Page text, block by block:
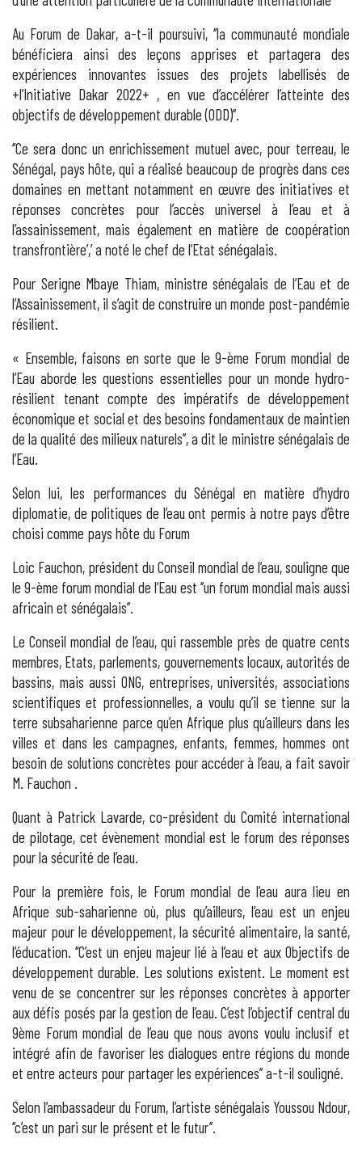
Au Forum de Dakar, a-t-il poursuivi, ‘’la communauté mondiale
bénéficiera ainsi des leçons apprises et partagera des
expériences innovantes issues des projets labellisés de
+l’Initiative Dakar 2022+ , en vue d’accélérer l’atteinte des
objectifs de développement durable (ODD)’’.
‘’Ce sera donc un enrichissement mutuel avec, pour terreau, le
Sénégal, pays hôte, qui a réalisé beaucoup de progrès dans ces
domaines en mettant notamment en œuvre des initiatives et
réponses concrètes pour l’accès universel à l’eau et à
l’assainissement, mais également en matière de coopération
transfrontière’,’ a noté le chef de l’Etat sénégalais.
Pour Serigne Mbaye Thiam, ministre sénégalais de l’Eau et de
l’Assainissement, il s’agit de construire un monde post-pandémie
résilient.
« Ensemble, faisons en sorte que le 9-ème Forum mondial de
l’Eau aborde les questions essentielles pour un monde hydro-
résilient tenant compte des impératifs de développement
économique et social et des besoins fondamentaux de maintien
de la qualité des milieux naturels’’, a dit le ministre sénégalais de
l’Eau.
Selon lui, les performances du Sénégal en matière d’hydro
diplomatie, de politiques de l’eau ont permis à notre pays d’être
choisi comme pays hôte du Forum
Loic Fauchon, président du Conseil mondial de l’eau, souligne que
le 9-ème forum mondial de l’Eau est ‘’un forum mondial mais aussi
africain et sénégalais’’.
Le Conseil mondial de l’eau, qui rassemble près de quatre cents
membres, Etats, parlements, gouvernements locaux, autorités de
bassins, mais aussi ONG, entreprises, universités, associations
scientifiques et professionnelles, a voulu qu’il se tienne sur la
terre subsaharienne parce qu’en Afrique plus qu’ailleurs dans les
villes et dans les campagnes, enfants, femmes, hommes ont
besoin de solutions concrètes pour accéder à l’eau, a fait savoir
M. Fauchon .
Quant à Patrick Lavarde, co-président du Comité international
de pilotage, cet évènement mondial est le forum des réponses
pour la sécurité de l’eau.
Pour la première fois, le Forum mondial de l’eau aura lieu en
Afrique sub-saharienne où, plus qu’ailleurs, l’eau est un enjeu
majeur pour le développement, la sécurité alimentaire, la santé,
l’éducation. ‘’C’est un enjeu majeur lié à l’eau et aux Objectifs de
développement durable. Les solutions existent. Le moment est
venu de se concentrer sur les réponses concrètes à apporter
aux défis posés par la gestion de l’eau. C’est l’objectif central du
9ème Forum mondial de l’eau que nous avons voulu inclusif et
intégré afin de favoriser les dialogues entre régions du monde
et entre acteurs pour partager les expériences’’ a-t-il souligné.
Selon l’ambassadeur du Forum, l’artiste sénégalais Youssou Ndour,
‘’c’est un pari sur le présent et le futur’’.